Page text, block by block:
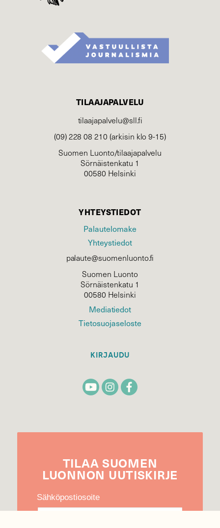
TILAAJAPALVELU
tilaajapalvelu@sll.fi
(09) 228 08 210 (arkisin klo 9-15)
Suomen Luonto/tilaajapalvelu
Sörnäistenkatu 1
00580 Helsinki
YHTEYSTIEDOT
Palautelomake
Yhteystiedot
palaute@suomenluonto.fi
Suomen Luonto
Sörnäistenkatu 1
00580 Helsinki
Mediatiedot
Tietosuojaseloste
KIRJAUDU
TILAA SUOMEN
LUONNON UUTIS­KIRJE
Sähköpostiosoite